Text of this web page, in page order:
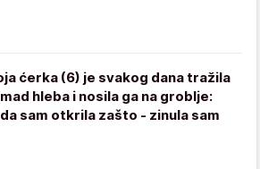
ćerka (6) je svakog dana tražila
hleba i nosila ga na groblje:
sam otkrila zašto - zinula sam